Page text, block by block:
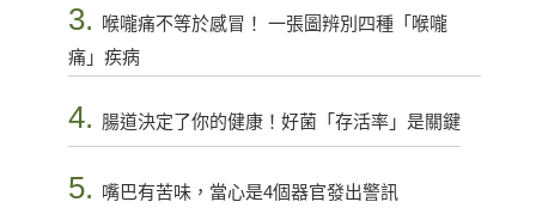
3. 喉嚨痛不等於感冒！ 一張圖辨別四種「喉嚨
痛」疾病
4. 腸道決定了你的健康！好菌「存活率」是關鍵
5. 嘴巴有苦味，當心是4個器官發出警訊